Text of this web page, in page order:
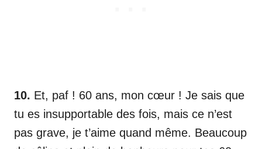
10. Et, paf ! 60 ans, mon cœur ! Je sais que
tu es insupportable des fois, mais ce n’est
pas grave, je t’aime quand même. Beaucoup